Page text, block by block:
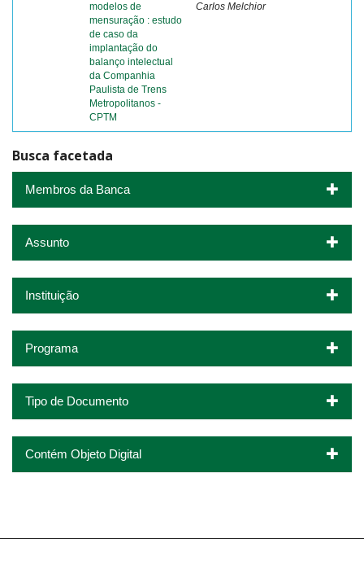
modelos de
mensuração : estudo
de caso da
implantação do
balanço intelectual
da Companhia
Paulista de Trens
Metropolitanos -
CPTM
Carlos Melchior
Busca facetada
Membros da Banca
Assunto
Instituição
Programa
Tipo de Documento
Contém Objeto Digital